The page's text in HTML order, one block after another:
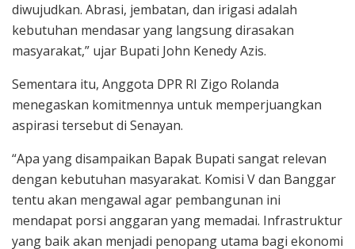
diwujudkan. Abrasi, jembatan, dan irigasi adalah
kebutuhan mendasar yang langsung dirasakan
masyarakat,” ujar Bupati John Kenedy Azis.
Sementara itu, Anggota DPR RI Zigo Rolanda
menegaskan komitmennya untuk memperjuangkan
aspirasi tersebut di Senayan.
“Apa yang disampaikan Bapak Bupati sangat relevan
dengan kebutuhan masyarakat. Komisi V dan Banggar
tentu akan mengawal agar pembangunan ini
mendapat porsi anggaran yang memadai. Infrastruktur
yang baik akan menjadi penopang utama bagi ekonomi